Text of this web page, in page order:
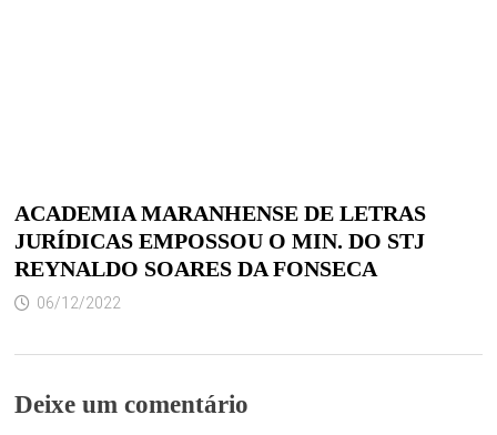
ACADEMIA MARANHENSE DE LETRAS
JURÍDICAS EMPOSSOU O MIN. DO STJ
REYNALDO SOARES DA FONSECA
06/12/2022
Deixe um comentário